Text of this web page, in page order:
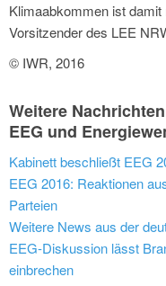
Klimaabkommen ist
Vorsitzender des LEE
© IWR, 2016
Weitere
EEG und
Kabinett beschließt EEG
EEG 2016: Reaktionen
Parteien
Weitere News aus der
EEG-Diskussion lässt
einbrechen